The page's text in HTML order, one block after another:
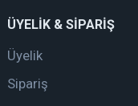
ÜYELİK & SİPARİŞ
Üyelik
Sipariş